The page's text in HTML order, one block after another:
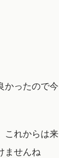
かったので今
これからは来
ませんね